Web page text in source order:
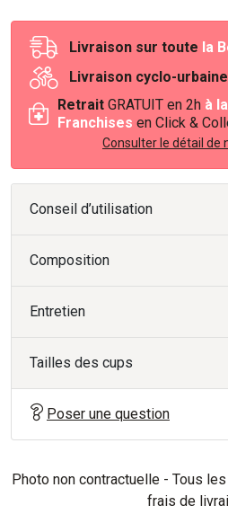
Livraison sur toute la
Livraison cyclo-urbaine
Retrait GRATUIT en 2h à
Franchises en Click &
Consulter le détail de
Conseil d’utilisation
Composition
Entretien
Tailles des cups
Poser une question
Photo non contractuelle - Tous
frais de